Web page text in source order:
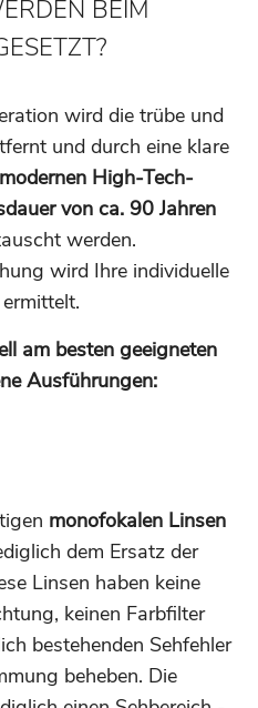
BEIM
wird die trübe und
und durch eine klare
modernen High-Tech-
von ca. 90 Jahren
werden.
wird Ihre individuelle
am besten geeigneten
Ausführungen:
monofokalen Linsen
dem Ersatz der
Linsen haben keine
keinen Farbfilter
bestehenden Sehfehler
beheben. Die